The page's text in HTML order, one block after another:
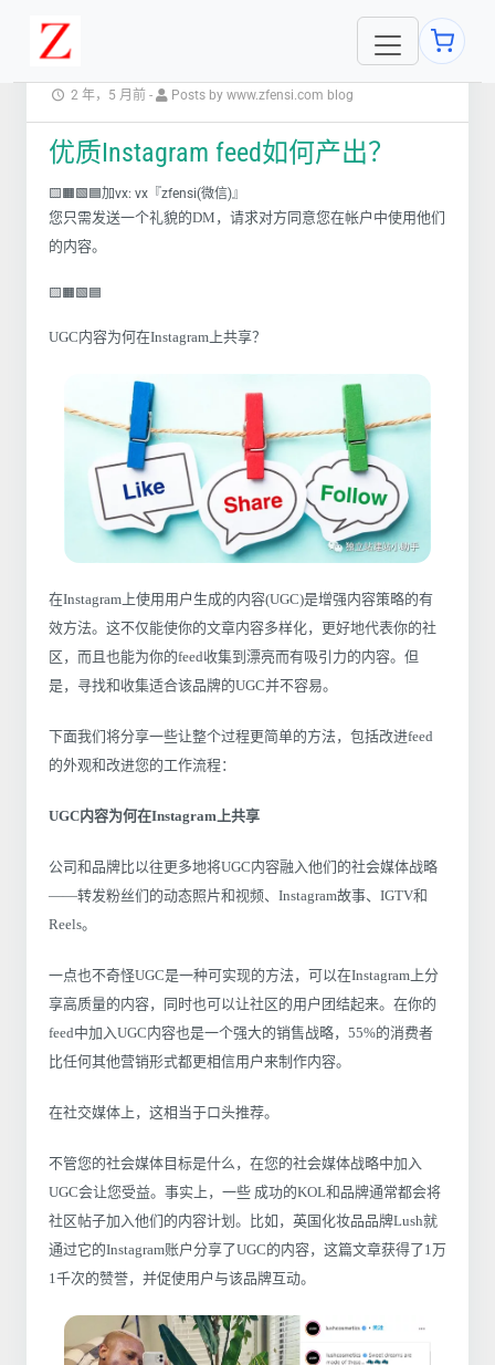
2 年，5 月前 - Posts by www.zfensi.com blog
优质Instagram feed如何产出？
🟨🟧🟩🟦加vx: vx『zfensi(微信)』
您只需发送一个礼貌的DM，请求对方同意您在帐户中使用他们
的内容。
🟨🟧🟩🟦
UGC内容为何在Instagram上共享？
在Instagram上使用用户生成的内容(UGC)是增强内容策略的有
效方法。这不仅能使你的文章内容多样化，更好地代表你的社
区，而且也能为你的feed收集到漂亮而有吸引力的内容。但
是，寻找和收集适合该品牌的UGC并不容易。
下面我们将分享一些让整个过程更简单的方法，包括改进feed
的外观和改进您的工作流程：
UGC内容为何在Instagram上共享
公司和品牌比以往更多地将UGC内容融入他们的社会媒体战略
——转发粉丝们的动态照片和视频、Instagram故事、IGTV和
Reels。
一点也不奇怪UGC是一种可实现的方法，可以在Instagram上分
享高质量的内容，同时也可以让社区的用户团结起来。在你的
feed中加入UGC内容也是一个强大的销售战略，55%的消费者
比任何其他营销形式都更相信用户来制作内容。
在社交媒体上，这相当于口头推荐。
不管您的社会媒体目标是什么，在您的社会媒体战略中加入
UGC会让您受益。事实上，一些 成功的KOL和品牌通常都会将
社区帖子加入他们的内容计划。比如，英国化妆品品牌Lush就
通过它的Instagram账户分享了UGC的内容，这篇文章获得了1万
1千次的赞誉，并促使用户与该品牌互动。